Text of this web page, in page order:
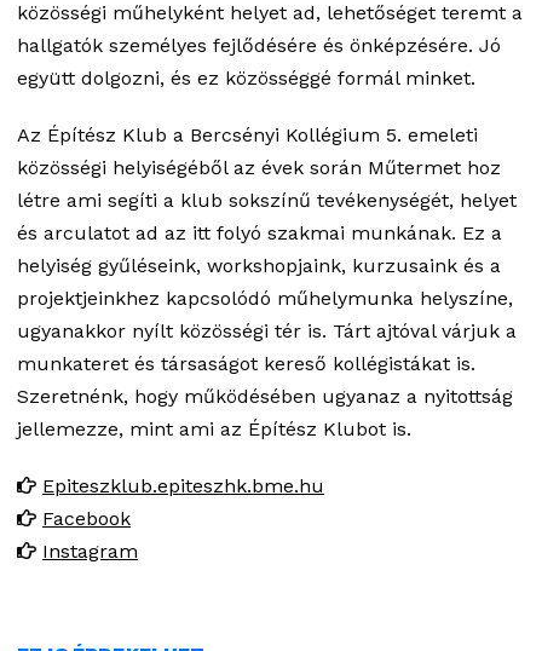
közösségi műhelyként helyet ad, lehetőséget teremt a
hallgatók személyes fejlődésére és önképzésére. Jó
együtt dolgozni, és ez közösséggé formál minket.
Az Építész Klub a Bercsényi Kollégium 5. emeleti
közösségi helyiségéből az évek során Műtermet hoz
létre ami segíti a klub sokszínű tevékenységét, helyet
és arculatot ad az itt folyó szakmai munkának. Ez a
helyiség gyűléseink, workshopjaink, kurzusaink és a
projektjeinkhez kapcsolódó műhelymunka helyszíne,
ugyanakkor nyílt közösségi tér is. Tárt ajtóval várjuk a
munkateret és társaságot kereső kollégistákat is.
Szeretnénk, hogy működésében ugyanaz a nyitottság
jellemezze, mint ami az Építész Klubot is.
Epiteszklub.epiteszhk.bme.hu
Facebook
Instagram